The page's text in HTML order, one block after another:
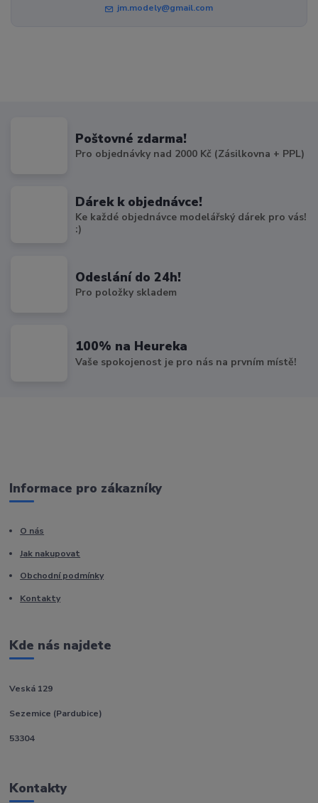
jm.modely@gmail.com
Poštovné zdarma!
Pro objednávky nad 2000 Kč (Zásilkovna + PPL)
Dárek k objednávce!
Ke každé objednávce modelářský dárek pro vás!
:)
Odeslání do 24h!
Pro položky skladem
100% na Heureka
Vaše spokojenost je pro nás na prvním místě!
Informace pro zákazníky
O nás
Jak nakupovat
Obchodní podmínky
Kontakty
Kde nás najdete
Veská 129
Sezemice (Pardubice)
53304
Kontakty